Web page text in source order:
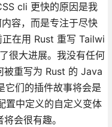
cli 更快的原因是我
容，而是专注于尽快
在用 Rust 重写 Tailwi
很大进展。我没有任何
被重写为 Rust 的 Java
们的插件故事将会是
置中定义的自定义变体
会很有趣。